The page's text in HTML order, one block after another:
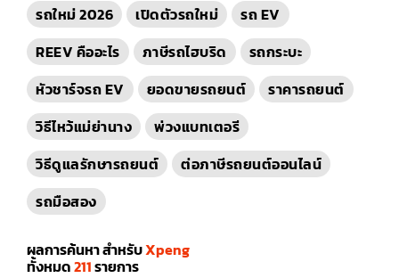
รถใหม่ 2026
เปิดตัวรถใหม่
รถ EV
REEV คืออะไร
ภาษีรถไฮบริด
รถกระบะ
หัวชาร์จรถ EV
ยอดขายรถยนต์
ราคารถยนต์
วิธีไหว้แม่ย่านาง
พ่วงแบทเตอรี
วิธีดูแลรักษารถยนต์
ต่อภาษีรถยนต์ออนไลน์
รถมือสอง
ผลการค้นหา สำหรับXpeng
ทั้งหมด211รายการ